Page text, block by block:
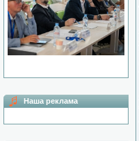
Наша реклама